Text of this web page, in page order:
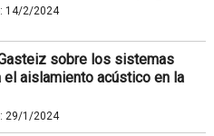
14/2/2024
sobre los sistemas
el aislamiento acústico en la
29/1/2024